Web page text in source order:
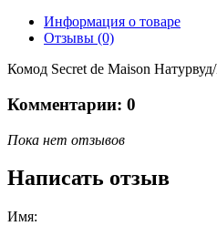
Информация о товаре
Отзывы (0)
Комод Secret de Maison
Комментарии: 0
Пока нет отзывов
Написать отзыв
Имя: